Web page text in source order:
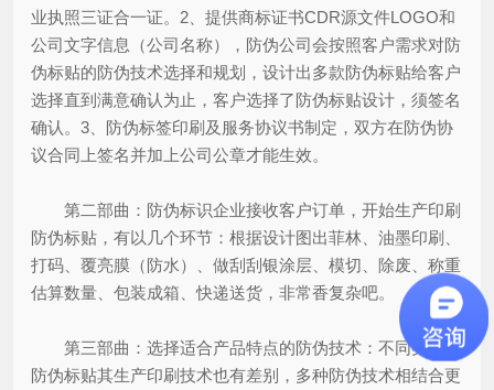
业执照三证合一证。2、提供商标证书CDR源文件LOGO和
公司文字信息（公司名称），防伪公司会按照客户需求对防
伪标贴的防伪技术选择和规划，设计出多款防伪标贴给客户
选择直到满意确认为止，客户选择了防伪标贴设计，须签名
确认。3、防伪标签印刷及服务协议书制定，双方在防伪协
议合同上签名并加上公司公章才能生效。
第二部曲：防伪标识企业接收客户订单，开始生产印刷
防伪标贴，有以几个环节：根据设计图出菲林、油墨印刷、
打码、覆亮膜（防水）、做刮刮银涂层、模切、除废、称重
估算数量、包装成箱、快递送货，非常香复杂吧。
第三部曲：选择适合产品特点的防伪技术：不同类型的
防伪标贴其生产印刷技术也有差别，多种防伪技术相结合更